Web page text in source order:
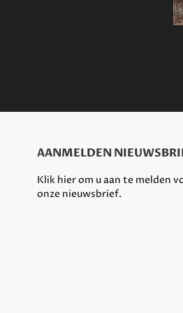
AANMELDEN
Klik hier om u aan te melden
onze nieuwsbrief.